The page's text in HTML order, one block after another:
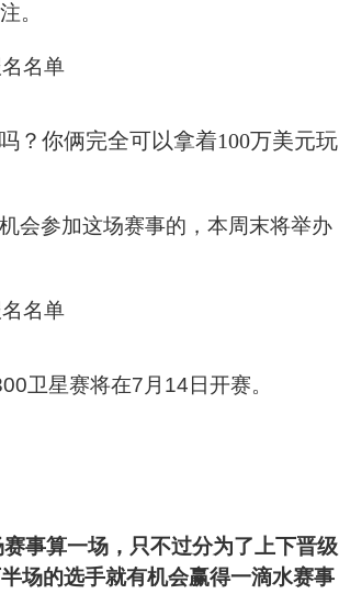
。
？你俩完全可以拿着100万美元玩
会参加这场赛事的，本周末将举办
卫星赛将在7月14日开赛。
事算一场，只不过分为了上下晋级
场的选手就有机会赢得一滴水赛事